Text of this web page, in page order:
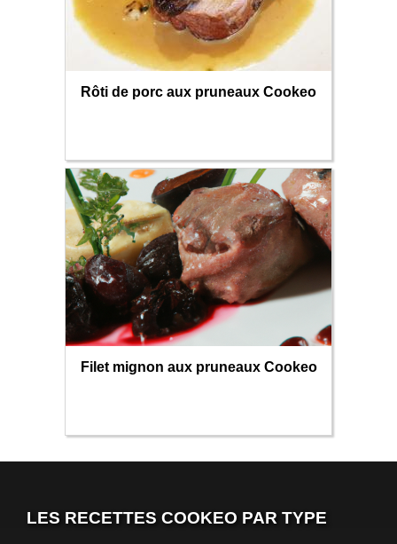
Rôti de porc aux pruneaux Cookeo
Filet mignon aux pruneaux Cookeo
LES RECETTES COOKEO PAR TYPE